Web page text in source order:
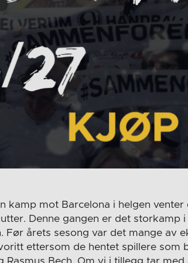
kamp mot Barcelona i helgen
Denne gangen er det storkamp
Før årets sesong var det mange av
ettersom de hentet spillere som